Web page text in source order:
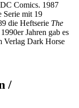
Comics. 1987
Serie mit 19
die Heftserie The
Jahren gab es
Verlag Dark Horse
/